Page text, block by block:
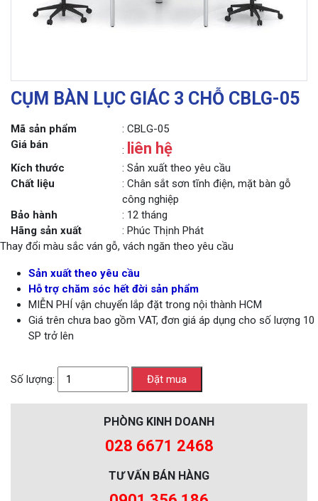
CỤM BÀN LỤC GIÁC 3 CHỖ CBLG-05
Mã sản phẩm
: CBLG-05
Giá bán
: liên hệ
Kích thước
: Sản xuất theo yêu cầu
Chất liệu
: Chân sắt sơn tĩnh điện, mặt bàn gỗ
công nghiệp
Bảo hành
: 12 tháng
Hãng sản xuất
: Phúc Thịnh Phát
Thay đổi màu sắc ván gỗ, vách ngăn theo yêu cầu
Sản xuất theo yêu cầu
Hỗ trợ chăm sóc hết đời sản phẩm
MIỄN PHÍ vận chuyển lắp đặt trong nội thành HCM
Giá trên chưa bao gồm VAT, đơn giá áp dụng cho số lượng 10
SP trở lên
Số lượng:
PHÒNG KINH DOANH
028 6671 2468
TƯ VẤN BÁN HÀNG